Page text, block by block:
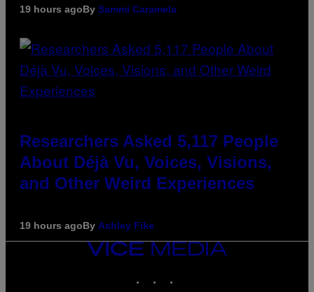
19 hours agoBy Sammi Caramela
Researchers Asked 5,117 People
About Déjà Vu, Voices, Visions,
and Other Weird Experiences
19 hours agoBy Ashley Fike
VICE